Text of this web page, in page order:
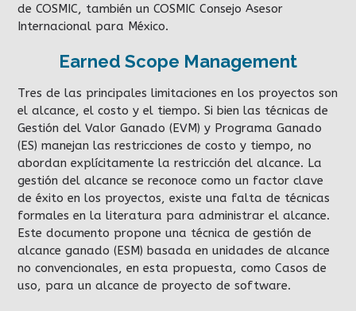
de COSMIC, también un COSMIC Consejo Asesor
Internacional para México.
Earned Scope Management
Tres de las principales limitaciones en los proyectos son
el alcance, el costo y el tiempo. Si bien las técnicas de
Gestión del Valor Ganado (EVM) y Programa Ganado
(ES) manejan las restricciones de costo y tiempo, no
abordan explícitamente la restricción del alcance. La
gestión del alcance se reconoce como un factor clave
de éxito en los proyectos, existe una falta de técnicas
formales en la literatura para administrar el alcance.
Este documento propone una técnica de gestión de
alcance ganado (ESM) basada en unidades de alcance
no convencionales, en esta propuesta, como Casos de
uso, para un alcance de proyecto de software.